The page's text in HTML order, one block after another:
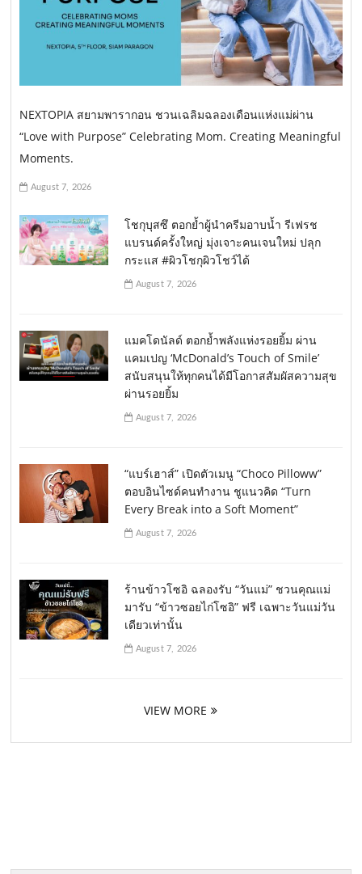
NEXTOPIA สยามพารากอน ชวนเฉลิมฉลองเดือนแห่งแม่ผ่าน
“Love with Purpose” Celebrating Mom. Creating Meaningful
Moments.
August 7, 2026
โชกุบุสซึ ตอกย้ำผู้นำครีมอาบน้ำ รีเฟรช
แบรนด์ครั้งใหญ่ มุ่งเจาะคนเจนใหม่ ปลุก
กระแส #ผิวโชกุผิวโชว์ได้
August 7, 2026
แมคโดนัลด์ ตอกย้ำพลังแห่งรอยยิ้ม ผ่าน
แคมเปญ ‘McDonald’s Touch of Smile’
สนับสนุนให้ทุกคนได้มีโอกาสสัมผัสความสุข
ผ่านรอยยิ้ม
August 7, 2026
“แบร์เฮาส์” เปิดตัวเมนู “Choco Pilloww”
ตอบอินไซด์คนทำงาน ชูแนวคิด “Turn
Every Break into a Soft Moment”
August 7, 2026
ร้านข้าวโซอิ ฉลองรับ “วันแม่” ชวนคุณแม่
มารับ “ข้าวซอยไก่โซอิ” ฟรี เฉพาะวันแม่วัน
เดียวเท่านั้น
August 7, 2026
VIEW MORE